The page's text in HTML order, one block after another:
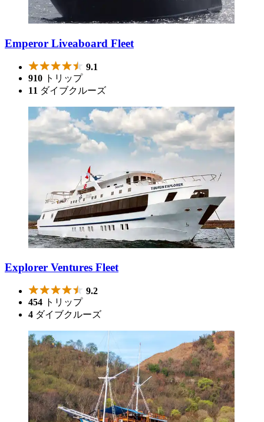
Emperor Liveaboard Fleet
9.1
910 トリップ
11 ダイブクルーズ
Explorer Ventures Fleet
9.2
454 トリップ
4 ダイブクルーズ